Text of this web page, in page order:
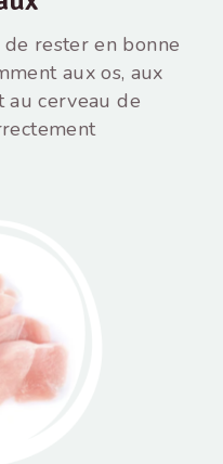
rester en bonne
aux os, aux
au cerveau de